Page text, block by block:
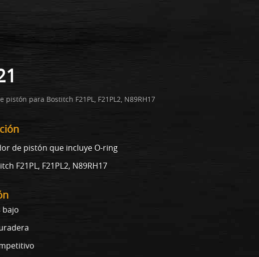
pistón para Bostitch F21PL, F21PL2, N89RH17
de pistón que incluye O-ring
F21PL, F21PL2, N89RH17
bajo